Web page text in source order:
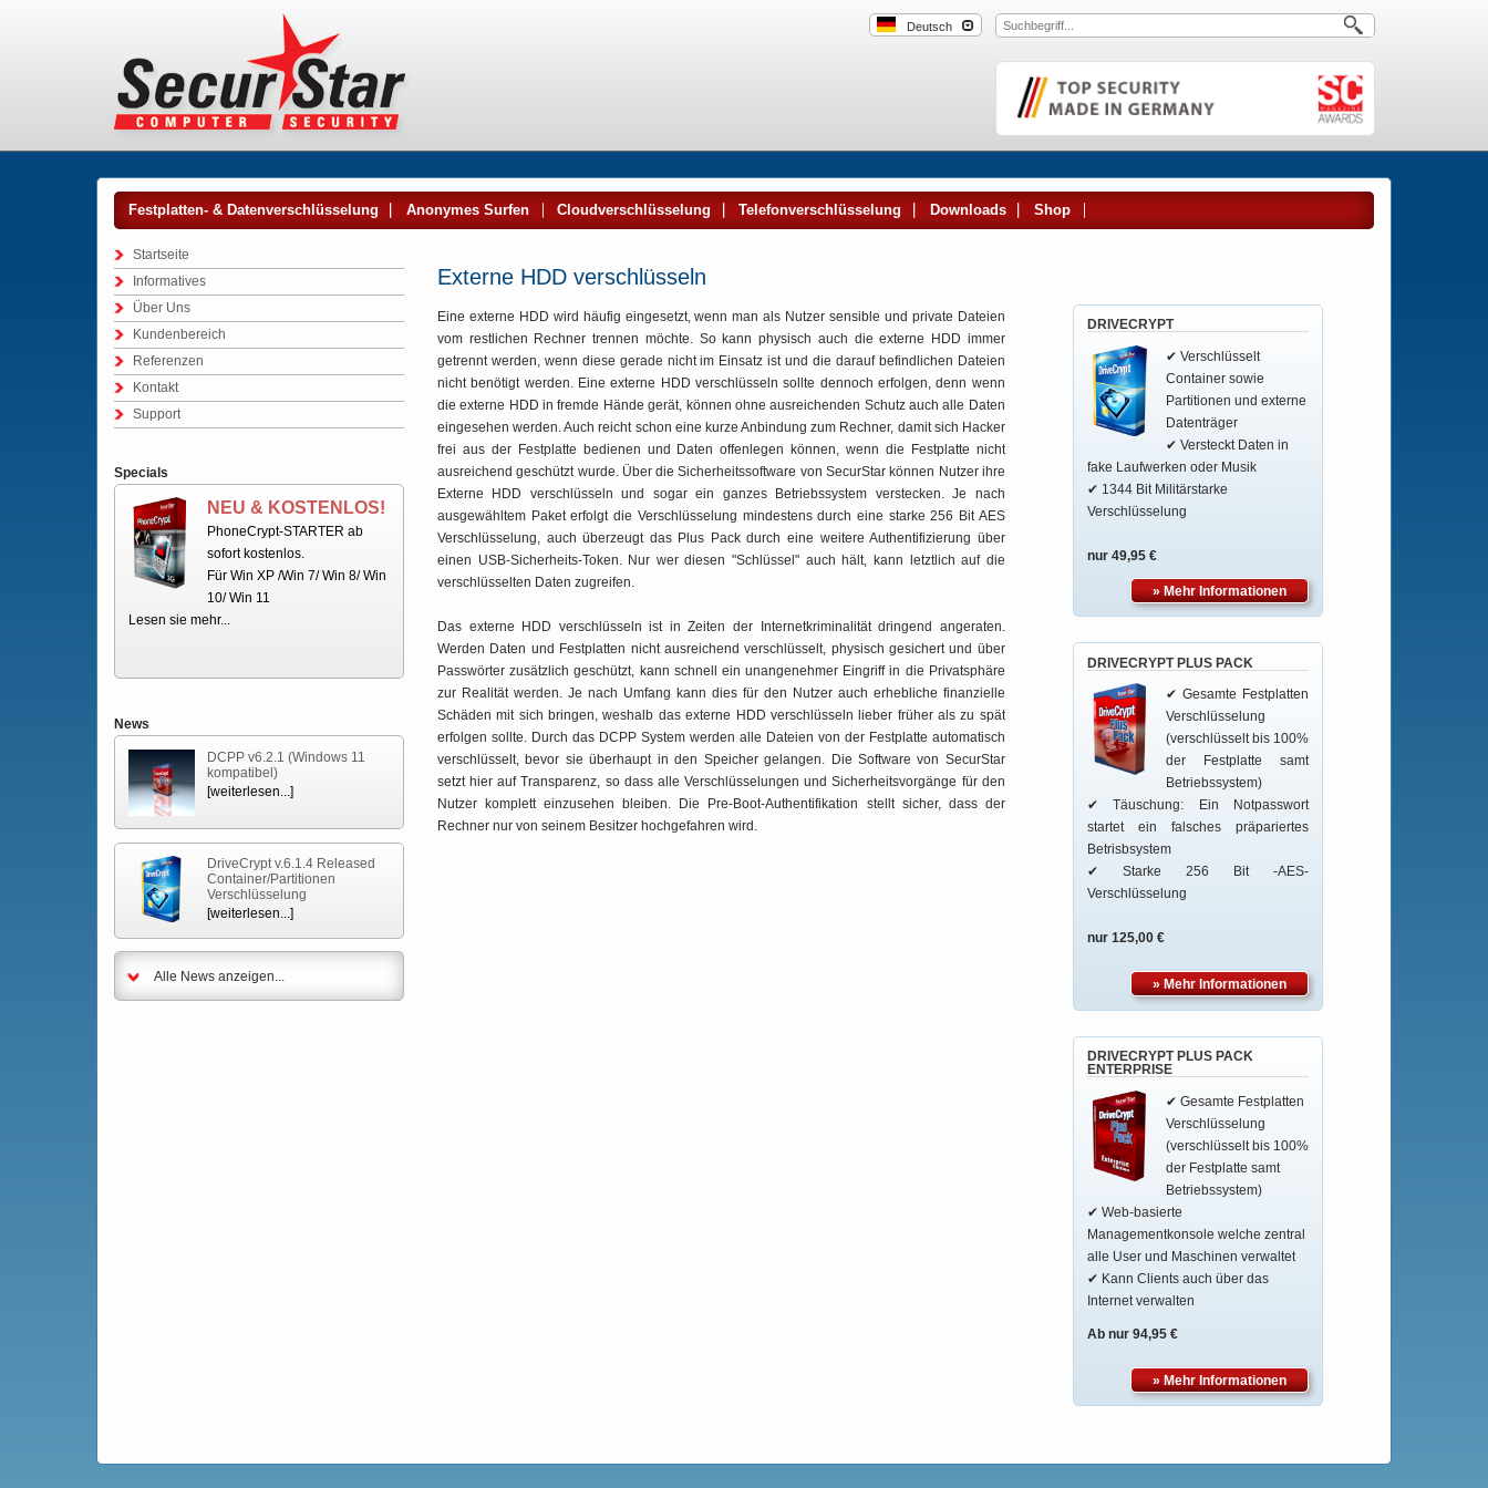
Deutsch
Festplatten- & Datenverschlüsselung Anonymes Surfen Cloudverschlüsselung Telefonverschlüsselung Downloads Shop
Startseite
Informatives
Über Uns
Kundenbereich
Referenzen
Kontakt
Support
Specials
N EU & KOSTENLOS!
PhoneCrypt-STARTER ab
sofort kostenlos.
Für Win XP /Win 7/ Win 8/ Win
10/ Win 11
Lesen sie mehr...
News
DCPP v6.2.1 (Windows 11
kompatibel)
[weiterlesen...]
DriveCrypt v.6.1.4 Released
Container/Partitionen
Verschlüsselung
[weiterlesen...]
Alle News anzeigen...
Externe HDD verschlüsseln
Eine externe HDD wird häufig eingesetzt, wenn man als Nutzer sensible und private Dateien
vom restlichen Rechner trennen möchte. So kann physisch auch die externe HDD immer
getrennt werden, wenn diese gerade nicht im Einsatz ist und die darauf befindlichen Dateien
nicht benötigt werden. Eine externe HDD verschlüsseln sollte dennoch erfolgen, denn wenn
die externe HDD in fremde Hände gerät, können ohne ausreichenden Schutz auch alle Daten
eingesehen werden. Auch reicht schon eine kurze Anbindung zum Rechner, damit sich Hacker
frei aus der Festplatte bedienen und Daten offenlegen können, wenn die Festplatte nicht
ausreichend geschützt wurde. Über die Sicherheitssoftware von SecurStar können Nutzer ihre
Externe HDD verschlüsseln und sogar ein ganzes Betriebssystem verstecken. Je nach
ausgewähltem Paket erfolgt die Verschlüsselung mindestens durch eine starke 256 Bit AES
Verschlüsselung, auch überzeugt das Plus Pack durch eine weitere Authentifizierung über
einen USB-Sicherheits-Token. Nur wer diesen "Schlüssel" auch hält, kann letztlich auf die
verschlüsselten Daten zugreifen.
Das externe HDD verschlüsseln ist in Zeiten der Internetkriminalität dringend angeraten.
Werden Daten und Festplatten nicht ausreichend verschlüsselt, physisch gesichert und über
Passwörter zusätzlich geschützt, kann schnell ein unangenehmer Eingriff in die Privatsphäre
zur Realität werden. Je nach Umfang kann dies für den Nutzer auch erhebliche finanzielle
Schäden mit sich bringen, weshalb das externe HDD verschlüsseln lieber früher als zu spät
erfolgen sollte. Durch das DCPP System werden alle Dateien von der Festplatte automatisch
verschlüsselt, bevor sie überhaupt in den Speicher gelangen. Die Software von SecurStar
setzt hier auf Transparenz, so dass alle Verschlüsselungen und Sicherheitsvorgänge für den
Nutzer komplett einzusehen bleiben. Die Pre-Boot-Authentifikation stellt sicher, dass der
Rechner nur von seinem Besitzer hochgefahren wird.
DRIVECRYPT
✔ Verschlüsselt
Container sowie
Partitionen und externe
Datenträger
✔ Versteckt Daten in
fake Laufwerken oder Musik
✔ 1344 Bit Militärstarke
Verschlüsselung
nur 49,95 €
» Mehr Informationen
DRIVECRYPT PLUS PACK
✔ Gesamte Festplatten
Verschlüsselung
(verschlüsselt bis 100%
der Festplatte samt
Betriebssystem)
✔ Täuschung: Ein Notpasswort
startet ein falsches präpariertes
Betrisbsystem
✔ Starke 256 Bit -AES-
Verschlüsselung
nur 125,00 €
» Mehr Informationen
DRIVECRYPT PLUS PACK
ENTERPRISE
✔ Gesamte Festplatten
Verschlüsselung
(verschlüsselt bis 100%
der Festplatte samt
Betriebssystem)
✔ Web-basierte
Managementkonsole welche zentral
alle User und Maschinen verwaltet
✔ Kann Clients auch über das
Internet verwalten
Ab nur 94,95 €
» Mehr Informationen